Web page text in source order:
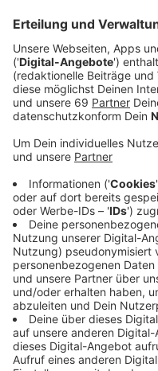
Reaktionen
Anzeige
Die CDU Münster
Bedauern und
schon heute länger
Amt. Er prägt das
der
schon jetzt
seiner Amtszeit
Bürgerschaft
dienen. Die
jetzt das Verfahren
das Amt des